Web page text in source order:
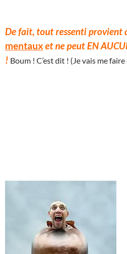
De fait, tout ressenti provient
mentauxet ne peut EN
! Boum ! C’est dit ! (Je vais me